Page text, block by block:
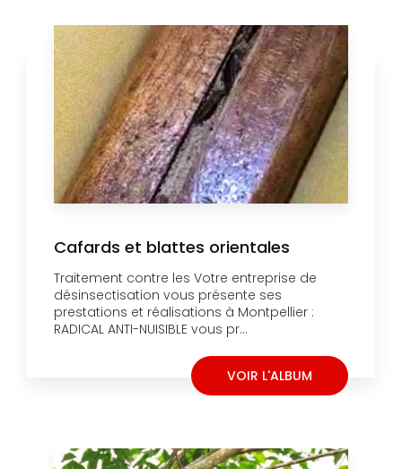
Cafards et blattes orientales
Traitement contre les Votre entreprise de
désinsectisation vous présente ses
prestations et réalisations à Montpellier :
RADICAL ANTI-NUISIBLE vous pr...
VOIR L'ALBUM